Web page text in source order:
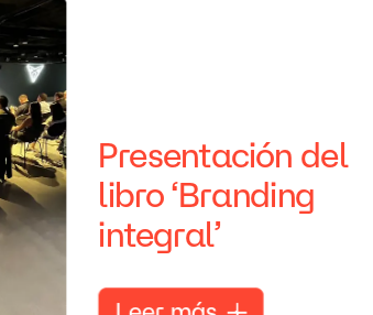
Presentación del
libro‘Branding
integral’